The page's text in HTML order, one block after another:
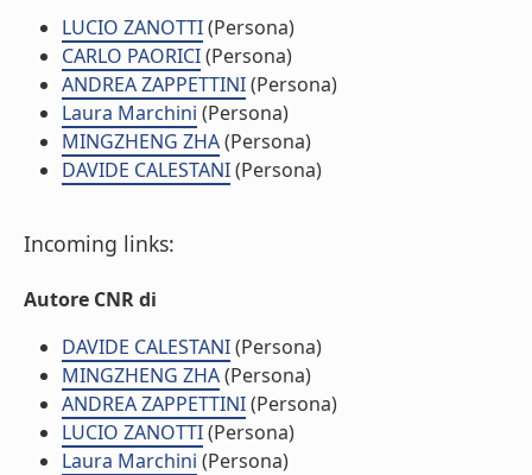
LUCIO ZANOTTI(Persona)
CARLO PAORICI(Persona)
ANDREA ZAPPETTINI(Persona)
Laura Marchini (Persona)
MINGZHENG ZHA(Persona)
DAVIDE CALESTANI(Persona)
Incoming links:
Autore CNR di
DAVIDE CALESTANI(Persona)
MINGZHENG ZHA(Persona)
ANDREA ZAPPETTINI(Persona)
LUCIO ZANOTTI(Persona)
Laura Marchini (Persona)